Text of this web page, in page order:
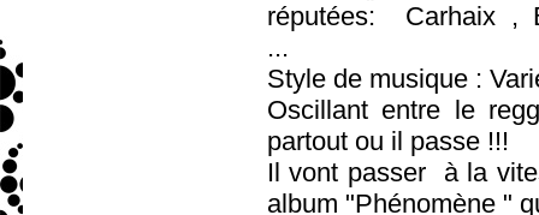
réputées: Carhaix ,
Style de musique :
Oscillant entre le
partout ou il passe !!!
Il vont passer à la
album "Phénomène "